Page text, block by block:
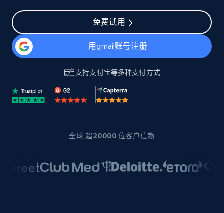
免费试用
用gmail账号注册
支持支付宝等多种支付方式
全球 超20000 位客户信赖